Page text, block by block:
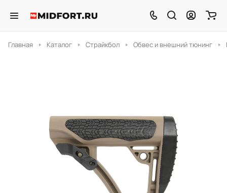
Главная Каталог Страйкбол Обвес и внешний тюнинг